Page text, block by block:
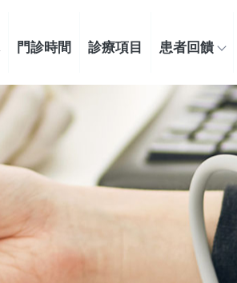
門診時間 診療項目 患者回饋